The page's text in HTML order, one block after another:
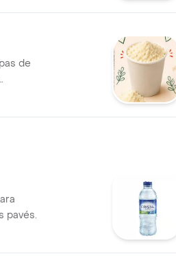
de
pavés.